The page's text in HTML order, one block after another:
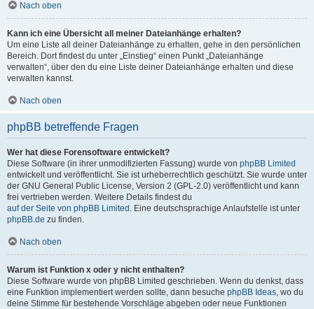
Nach oben
Kann ich eine Übersicht all meiner Dateianhänge erhalten?
Um eine Liste all deiner Dateianhänge zu erhalten, gehe in den persönlichen
Bereich. Dort findest du unter „Einstieg“ einen Punkt „Dateianhänge
verwalten“, über den du eine Liste deiner Dateianhänge erhalten und diese
verwalten kannst.
Nach oben
phpBB betreffende Fragen
Wer hat diese Forensoftware entwickelt?
Diese Software (in ihrer unmodifizierten Fassung) wurde von phpBB Limited
entwickelt und veröffentlicht. Sie ist urheberrechtlich geschützt. Sie wurde unter
der GNU General Public License, Version 2 (GPL-2.0) veröffentlicht und kann
frei vertrieben werden. Weitere Details findest du
auf der Seite von phpBB Limited . Eine deutschsprachige Anlaufstelle ist unter
phpBB.de zu finden.
Nach oben
Warum ist Funktion x oder y nicht enthalten?
Diese Software wurde von phpBB Limited geschrieben. Wenn du denkst, dass
eine Funktion implementiert werden sollte, dann besuche phpBB Ideas, wo du
deine Stimme für bestehende Vorschläge abgeben oder neue Funktionen